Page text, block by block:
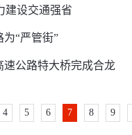
建设交通强省
“严管街”
公路特大桥完成合龙
4 5 6 7 8 9